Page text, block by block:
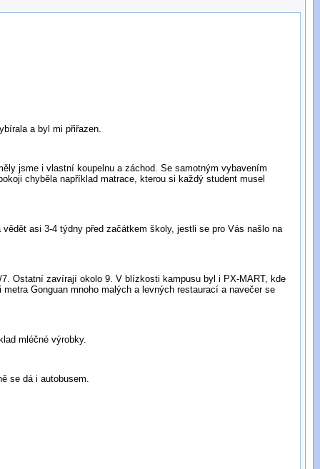
a byl mi přiřazen.
jsme i vlastní koupelnu a záchod. Se samotným vybavením
chyběla například matrace, kterou si každý student musel
asi 3-4 týdny před začátkem školy, jestli se pro Vás našlo na
Ostatní zavírají okolo 9. V blízkosti kampusu byl i PX-MART, kde
Gonguan mnoho malých a levných restaurací a navečer se
mléčné výrobky.
se dá i autobusem.